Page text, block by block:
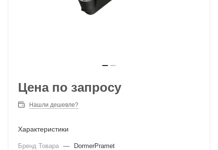
Цена по запросу
Нашли дешевле?
Характеристики
Бренд Товара —
DormerPramet